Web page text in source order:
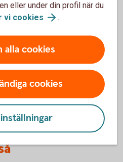
matkassen
mäter
dagligvaruhandeln,
eller under din profil när du
vi cookies .
alla cookies
cookies